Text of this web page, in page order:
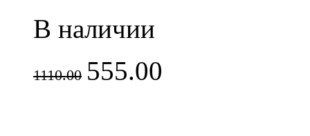
В наличии
1110.00 555.00